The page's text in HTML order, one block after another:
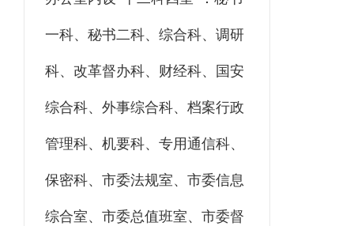
一科、秘书二科、综合科、调研
科、改革督办科、财经科、国安
综合科、外事综合科、档案行政
管理科、机要科、专用通信科、
保密科、市委法规室、市委信息
综合室、市委总值班室、市委督